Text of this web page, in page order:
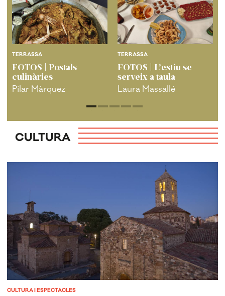
TERRASSA
FOTOS | Postals
culinàries
Pilar Màrquez
TERRASSA
FOTOS | L’estiu se
serveix a taula
Laura Massallé
CULTURA
CULTURA I ESPECTACLES